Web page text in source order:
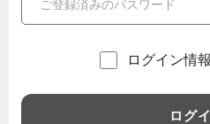
ログイン情
ログ